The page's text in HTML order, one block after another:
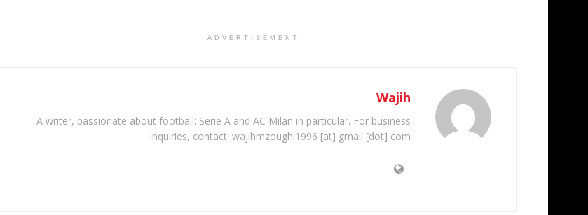
ADVERTISEMENT
Wajih
A writer, passionate about football: Serie A and AC Milan in particular. For business
inquiries, contact: wajihmzoughi1996 [at] gmail [dot] com